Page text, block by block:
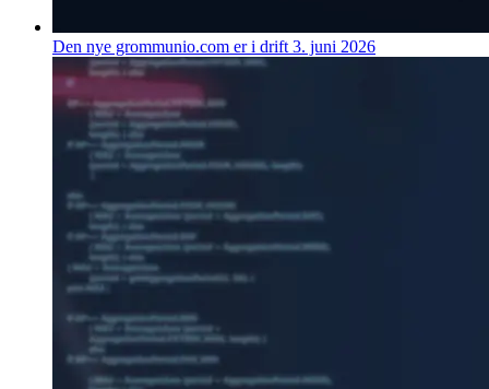
Den nye grommunio.com er i drift 3. juni 2026